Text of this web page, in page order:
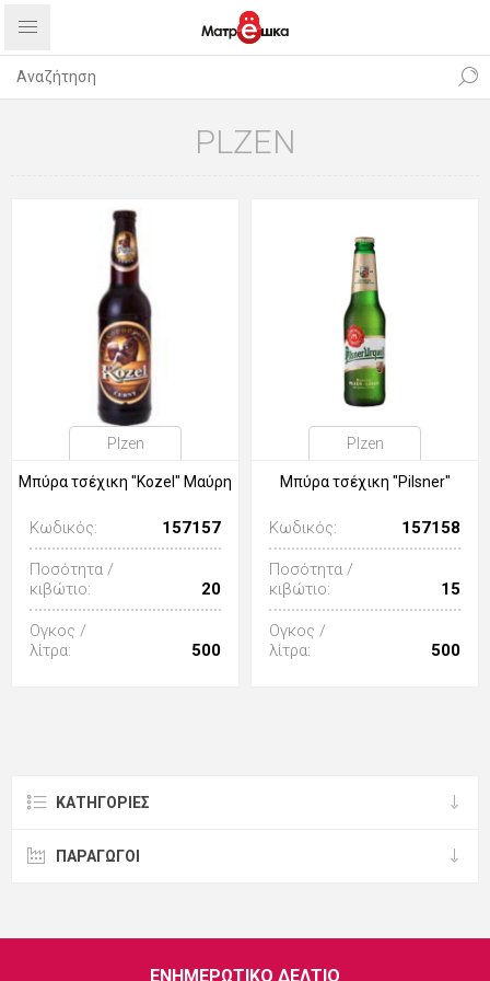
PLZEN
Plzen
Μπύρα τσέχικη "Kozel" Μαύρη
Κωδικός: 157157
Ποσότητα /
κιβώτιο:
20
Ογκος /
λίτρα:
500
Plzen
Μπύρα τσέχικη "Pilsner"
Κωδικός: 157158
Ποσότητα /
κιβώτιο:
15
Ογκος /
λίτρα:
500
ΚΑΤΗΓΟΡΊΕΣ
ΠΑΡΑΓΩΓΟΙ
ΕΝΗΜΕΡΩΤΙΚΌ ΔΕΛΤΊΟ